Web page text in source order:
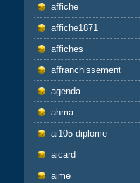
affiche
affiche1871
affiches
affranchissement
agenda
ahma
ai105-diplome
aicard
aime